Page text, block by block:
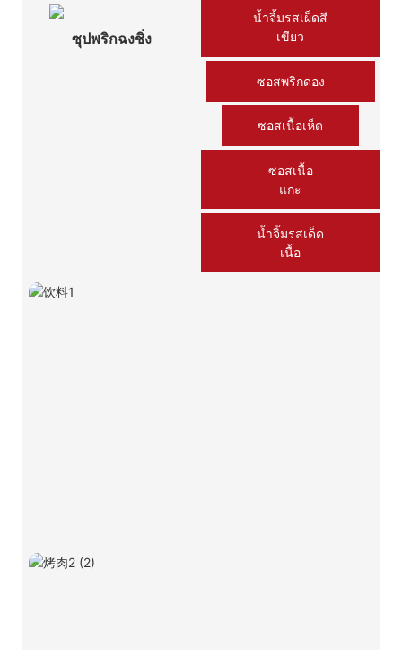
ซุปพริกฉงชิ่ง
น้ำจิ้มรสเผ็ดสี
เขียว
ซอสพริกดอง
ซอสเนื้อเห็ด
ซอสเนื้อ
แกะ
น้ำจิ้มรสเด็ด
เนื้อ